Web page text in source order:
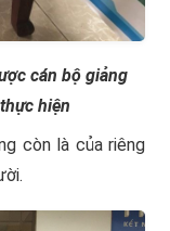
cán bộ giảng
hiện
còn là của riêng